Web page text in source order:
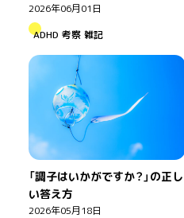
2026年06月01日
ADHD 考察 雑記
「調子はいかがですか？」の正し
い答え方
2026年05月18日